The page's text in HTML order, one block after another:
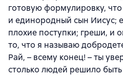
готовую формулировку,
и единородный сын Иисус;
плохие поступки; греши, и
то, что я называю
Рай, – всему конец! – ты
столько людей решило